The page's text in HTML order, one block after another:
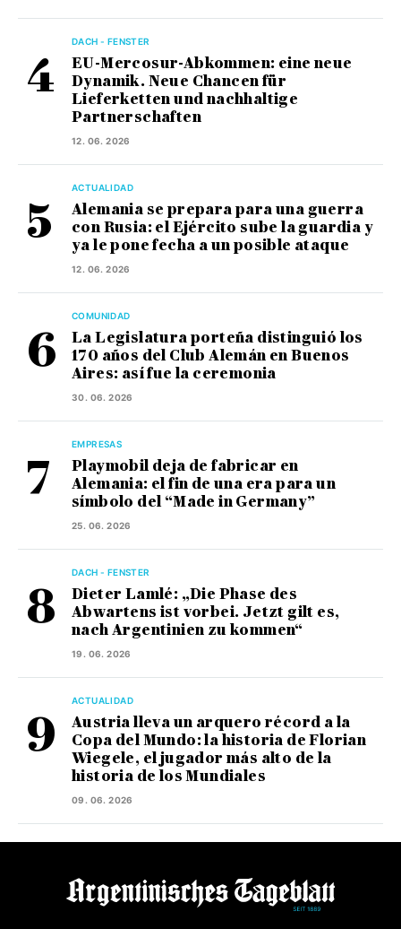
DACH - FENSTER
EU-Mercosur-Abkommen: eine neue
Dynamik. Neue Chancen für
Lieferketten und nachhaltige
Partnerschaften
12. 06. 2026
ACTUALIDAD
Alemania se prepara para una guerra
con Rusia: el Ejército sube la guardia y
ya le pone fecha a un posible ataque
12. 06. 2026
COMUNIDAD
La Legislatura porteña distinguió los
170 años del Club Alemán en Buenos
Aires: así fue la ceremonia
30. 06. 2026
EMPRESAS
Playmobil deja de fabricar en
Alemania: el fin de una era para un
símbolo del “Made in Germany”
25. 06. 2026
DACH - FENSTER
Dieter Lamlé: „Die Phase des
Abwartens ist vorbei. Jetzt gilt es,
nach Argentinien zu kommen“
19. 06. 2026
ACTUALIDAD
Austria lleva un arquero récord a la
Copa del Mundo: la historia de Florian
Wiegele, el jugador más alto de la
historia de los Mundiales
09. 06. 2026